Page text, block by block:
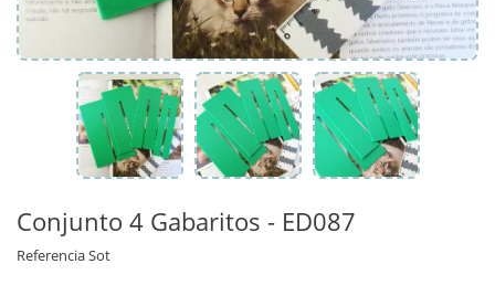
Conjunto 4 Gabaritos - ED087
ReferenciaSot